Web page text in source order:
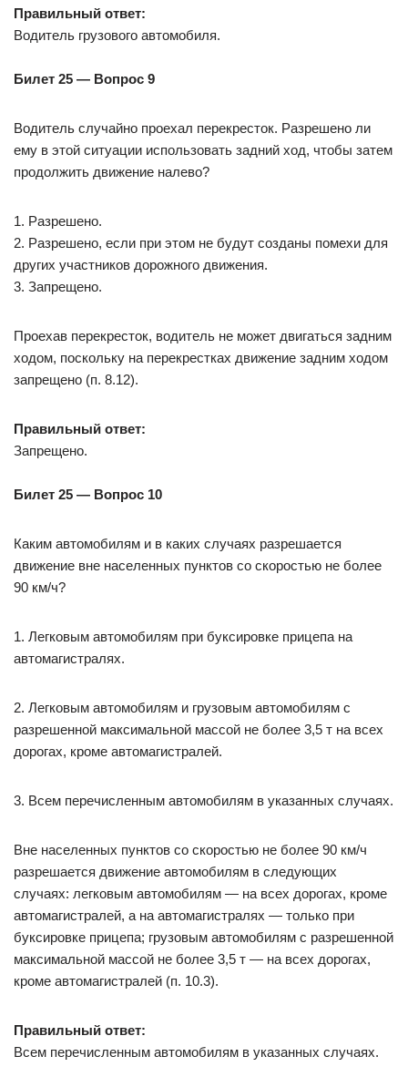
Правильный ответ:
Водитель грузового автомобиля.
Билет 25 — Вопрос 9
Водитель случайно проехал перекресток. Разрешено ли
ему в этой ситуации использовать задний ход, чтобы затем
продолжить движение налево?
1. Разрешено.
2. Разрешено, если при этом не будут созданы помехи для
других участников дорожного движения.
3. Запрещено.
Проехав перекресток, водитель не может двигаться задним
ходом, поскольку на перекрестках движение задним ходом
запрещено (п. 8.12).
Правильный ответ:
Запрещено.
Билет 25 — Вопрос 10
Каким автомобилям и в каких случаях разрешается
движение вне населенных пунктов со скоростью не более
90 км/ч?
1. Легковым автомобилям при буксировке прицепа на
автомагистралях.
2. Легковым автомобилям и грузовым автомобилям с
разрешенной максимальной массой не более 3,5 т на всех
дорогах, кроме автомагистралей.
3. Всем перечисленным автомобилям в указанных случаях.
Вне населенных пунктов со скоростью не более 90 км/ч
разрешается движение автомобилям в следующих
случаях: легковым автомобилям — на всех дорогах, кроме
автомагистралей, а на автомагистралях — только при
буксировке прицепа; грузовым автомобилям с разрешенной
максимальной массой не более 3,5 т — на всех дорогах,
кроме автомагистралей (п. 10.3).
Правильный ответ:
Всем перечисленным автомобилям в указанных случаях.